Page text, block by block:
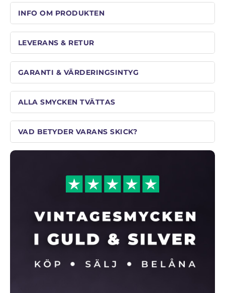
INFO OM PRODUKTEN
LEVERANS & RETUR
GARANTI & VÄRDERINGSINTYG
ALLA SMYCKEN TVÄTTAS
VAD BETYDER VARANS SKICK?